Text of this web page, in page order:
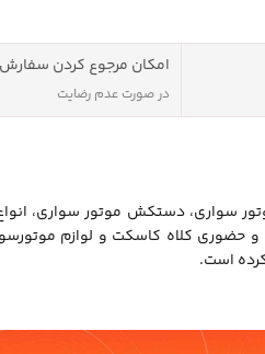
امکان مرجوع کردن سفارش
در صورت عدم رضایت
سواری، دستکش موتور سواری،
حضوری کلاه کاسکت و لوازم
است.